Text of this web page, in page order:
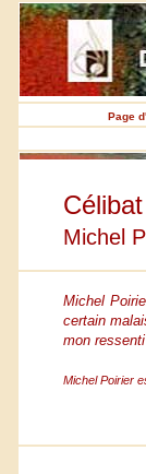
Page
Michel
Michel
certain
mon
Michel Poirier